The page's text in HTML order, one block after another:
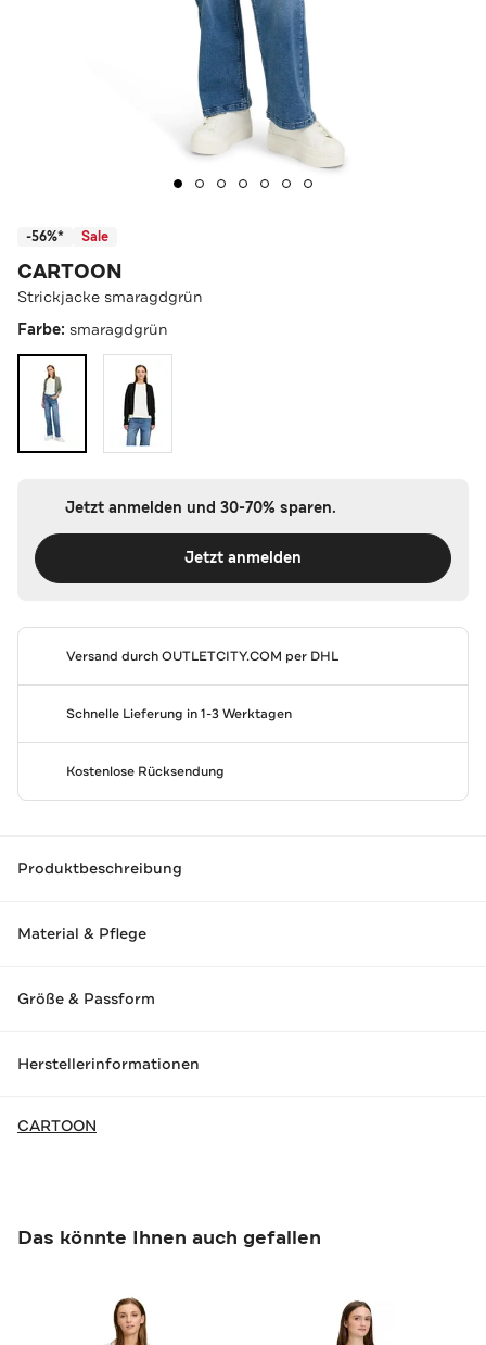
-56%* Sale
CARTOON
Strickjacke smaragdgrün
Farbe: smaragdgrün
Jetzt anmelden und 30-70% sparen.
Jetzt anmelden
Versand durchOUTLETCITY.COM per DHL
Schnelle Lieferung in 1-3 Werktagen
Kostenlose Rücksendung
Produktbeschreibung
Material & Pflege
Größe & Passform
Herstellerinformationen
CARTOON
Das könnte Ihnen auch gefallen